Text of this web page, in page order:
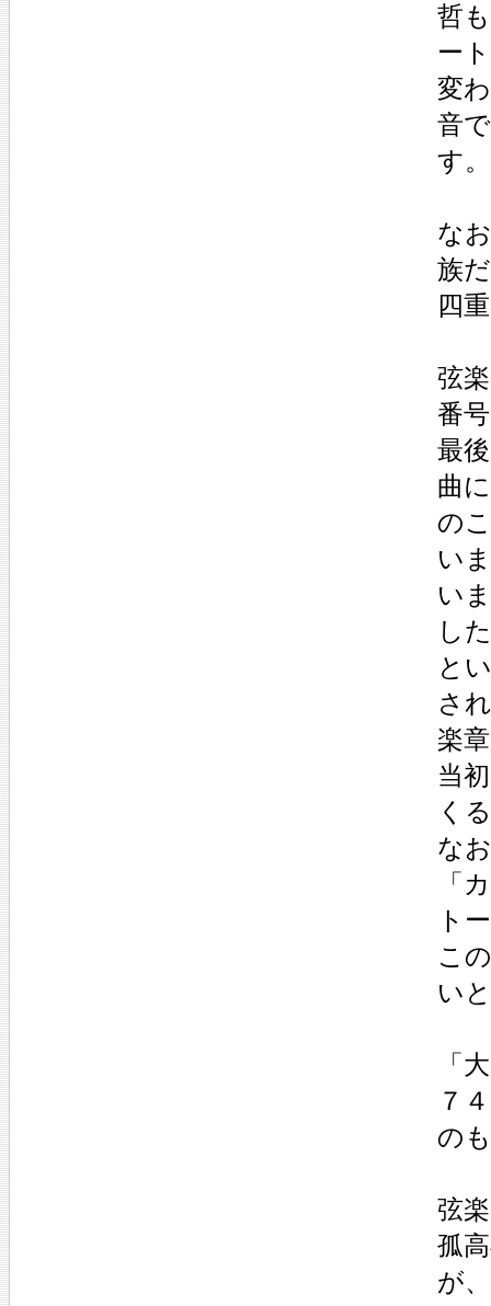
哲
ー
変
音
す
な
族
四
弦
番
最
曲
の
い
い
し
と
さ
楽
当
く
な
「
ト
こ
い
「
７
の
弦
孤
が